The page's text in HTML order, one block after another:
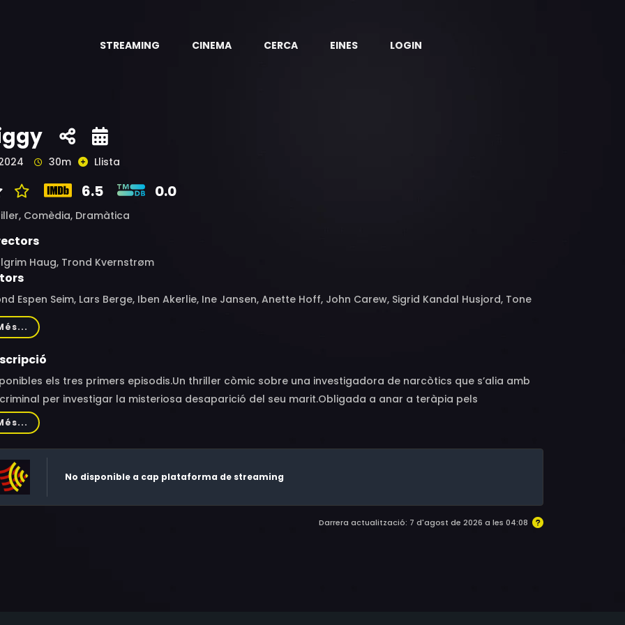
STREAMING CINEMA CERCA EINES LOGIN
30m Llista
6.5 0.0
Comèdia, Dramàtica
Haug, Trond Kvernstrøm
Espen Seim, Lars Berge, Iben Akerlie, Ine Jansen, Anette Hoff, John Carew, Sigrid Kandal Husjord, Tone
Jonis Josef, Ole Soo, Karsten Marcussen, Lars Berrum
els tres primers episodis.Un thriller còmic sobre una investigadora de narcòtics que s’alia amb
per investigar la misteriosa desaparició del seu marit.Obligada a anar a teràpia pels
problemes de ràbia, i vivint amb la seva mare malalta d’Alzheimer, acaba aliant-se amb un delinqüent
poca volada -i aspirant a humorista de “stand-up”- per destapar la veritat sobre la misteriosa
del seu marit, tot i que tothom creu que l’home es va ofegar en un accident mentre treballava
el cas.
No disponible a cap plataforma de streaming
Darrera actualització: 7 d'agost de 2026 a les 04:08